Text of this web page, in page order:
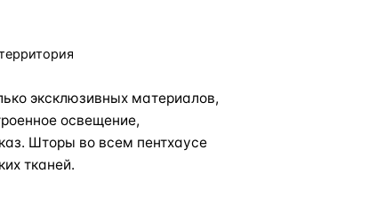
эксклюзивных материалов,
освещение,
Шторы во всем пентхаусе
тканей.